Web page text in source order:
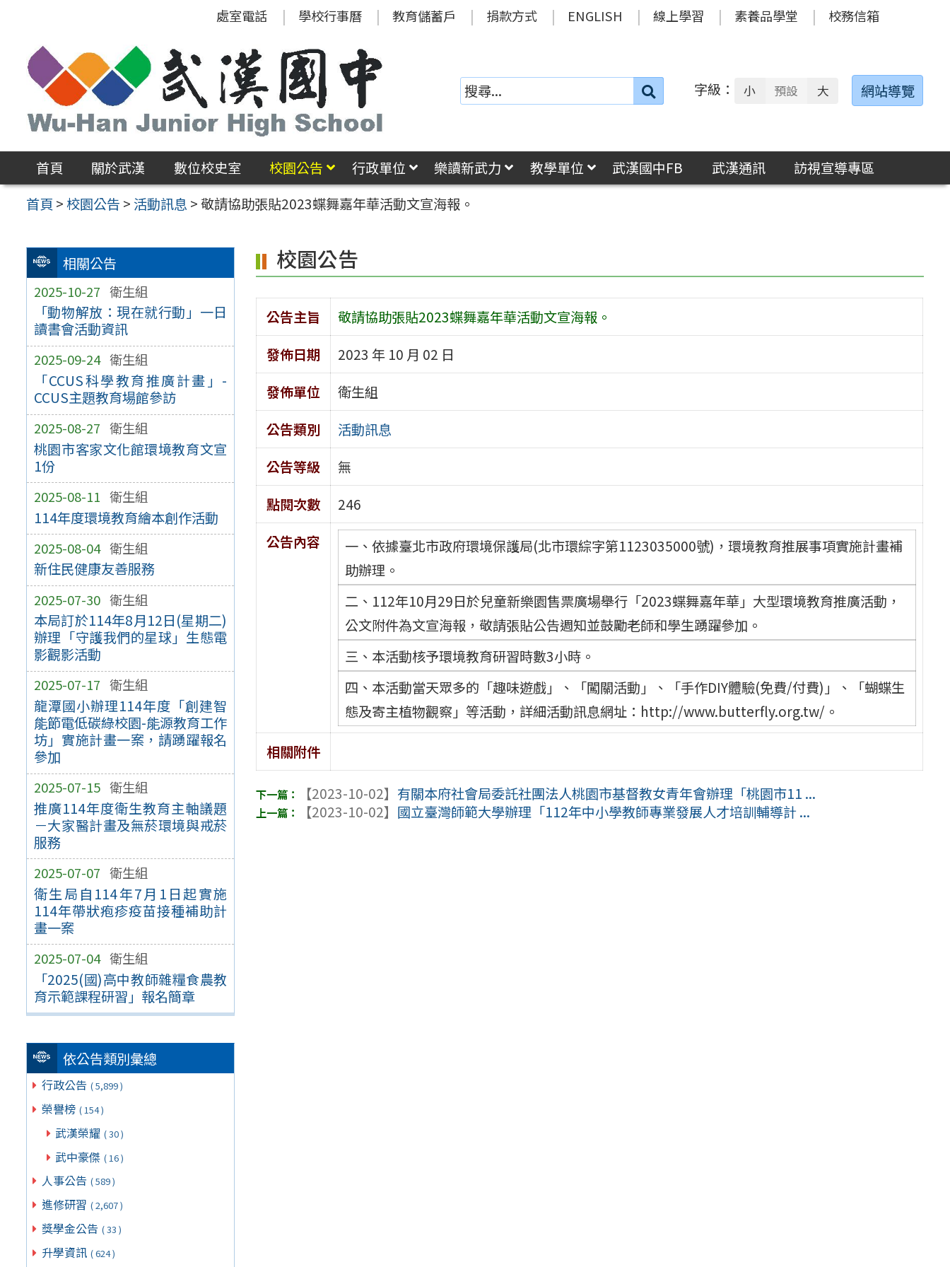
區
處室電話 學校行事曆 教育儲蓄戶 捐款方式 ENGLISH 線上學習 素養品學堂 校務信箱
搜
字級： 小 預設 大 網站導覽
首頁 關於武漢 數位校史室 校園公告 行政單位 樂讀新武力 教學單位 武漢國中FB 武漢通訊
訪視宣導專區
首頁 >校園公告 > 活動訊息 >敬請協助張貼2023蝶舞嘉年華活動文宣海報。
相關公告
2025-10-27 衛生組
「動物解放：現在就行動」一日
讀書會活動資訊
2025-09-24 衛生組
「CCUS科學教育推廣計畫」-
CCUS主題教育場館參訪
2025-08-27 衛生組
桃園市客家文化館環境教育文宣
1份
2025-08-11 衛生組
114年度環境教育繪本創作活動
2025-08-04 衛生組
新住民健康友善服務
2025-07-30 衛生組
本局訂於114年8月12日(星期二)
辦理「守護我們的星球」生態電
影觀影活動
2025-07-17 衛生組
龍潭國小辦理114年度「創建智
能節電低碳綠校園-能源教育工作
坊」實施計畫一案，請踴躍報名
參加
2025-07-15 衛生組
推廣114年度衛生教育主軸議題
－大家醫計畫及無菸環境與戒菸
服務
2025-07-07 衛生組
衛生局自114年7月1日起實施
114年帶狀疱疹疫苗接種補助計
畫一案
2025-07-04 衛生組
「2025(國)高中教師雜糧食農教
育示範課程研習」報名簡章
依公告類別彙總
行政公告 ( 5,899 )
榮譽榜 ( 154 )
武漢榮耀 ( 30 )
武中豪傑 ( 16 )
人事公告 ( 589 )
進修研習 ( 2,607 )
獎學金公告 ( 33 )
升學資訊 ( 624 )
校園公告
公告主旨
敬請協助張貼2023蝶舞嘉年華活動文宣海報。
發佈日期
2023 年 10 月 02 日
發佈單位
衛生組
公告類別
活動訊息
公告等級
無
點閱次數
246
公告內容
一、依據臺北市政府環境保護局(北市環綜字第1123035000號)，環境教育推展事項實施計畫補
助辦理。
二、112年10月29日於兒童新樂園售票廣場舉行「2023蝶舞嘉年華」大型環境教育推廣活動，
公文附件為文宣海報，敬請張貼公告週知並鼓勵老師和學生踴躍參加。
三、本活動核予環境教育研習時數3小時。
四、本活動當天眾多的「趣味遊戲」、「闖關活動」、「手作DIY體驗(免費/付費)」、「蝴蝶生
態及寄主植物觀察」等活動，詳細活動訊息網址：http://www.butterfly.org.tw/。
相關附件
【2023-10-02】 有關本府社會局委託社團法人桃園市基督教女青年會辦理「桃園市11 ...
【2023-10-02】 國立臺灣師範大學辦理「112年中小學教師專業發展人才培訓輔導計 ...